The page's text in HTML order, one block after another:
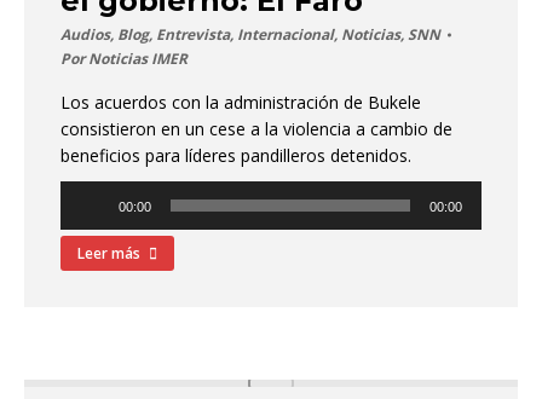
Audios, Blog, Entrevista, Internacional, Noticias,SNN
PorNoticias IMER
Los acuerdos con la administración de Bukele
consistieron en un cese a la violencia a cambio de
beneficios para líderes pandilleros detenidos.
audio
00:00 00:00
Leer más